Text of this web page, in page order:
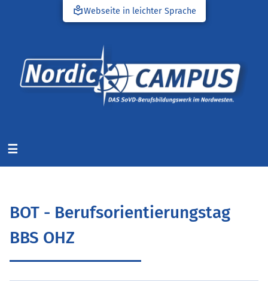
local_libraryWebseite in leichter Sprache
☰
BOT - Berufsorientierungstag
BBS OHZ